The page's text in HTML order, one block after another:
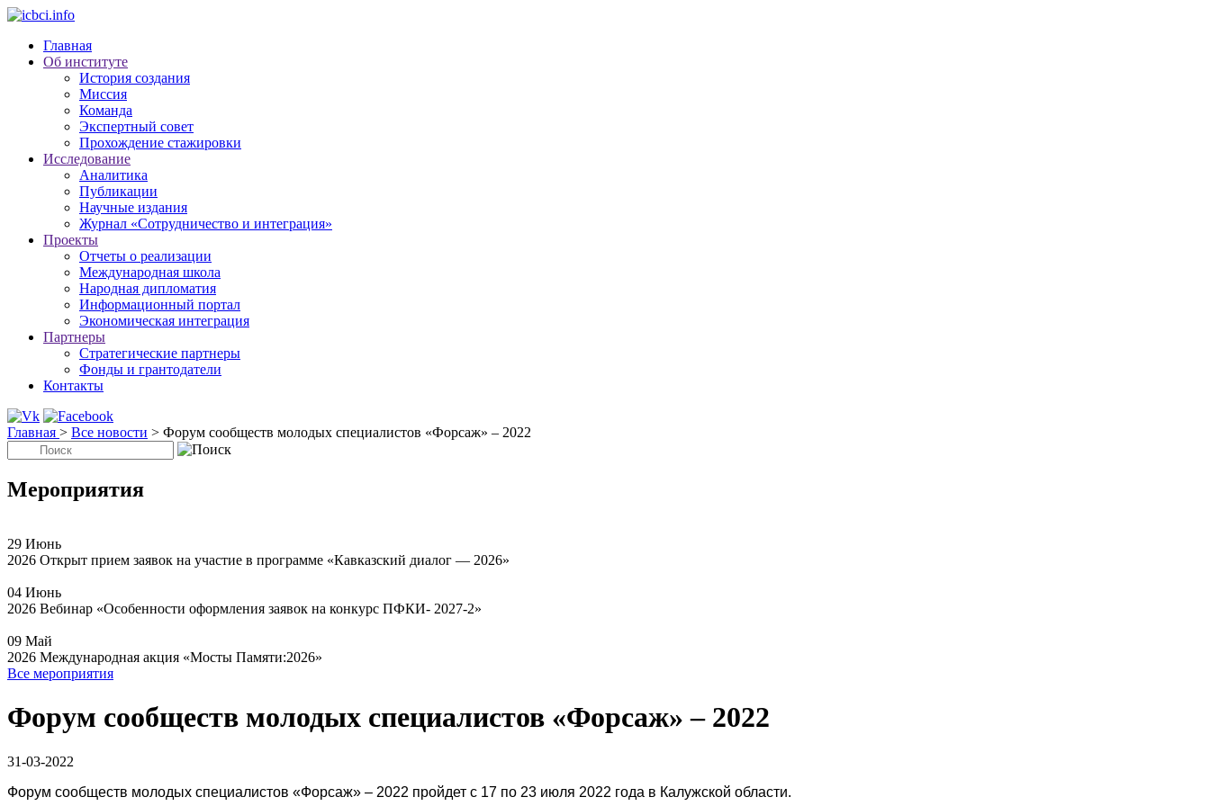
Главная
Об институте
История создания
Миссия
Команда
Экспертный совет
Прохождение стажировки
Исследование
Аналитика
Публикации
Научные издания
Журнал «Сотрудничество и интеграция»
Проекты
Отчеты о реализации
Международная школа
Народная дипломатия
Информационный портал
Экономическая интеграция
Партнеры
Стратегические партнеры
Фонды и грантодатели
Контакты
Главная > Все новости > Форум сообществ молодых специалистов «Форсаж» – 2022
Мероприятия
29 Июнь
2026 Открыт прием заявок на участие в программе «Кавказский диалог — 2026»
04 Июнь
2026 Вебинар «Особенности оформления заявок на конкурс ПФКИ- 2027-2»
09 Май
2026 Международная акция «Мосты Памяти:2026»
Все мероприятия
Форум сообществ молодых специалистов «Форсаж» – 2022
31-03-2022
Форум сообществ молодых специалистов «Форсаж» – 2022 пройдет с 17 по 23 июля 2022 года в Калужской области.